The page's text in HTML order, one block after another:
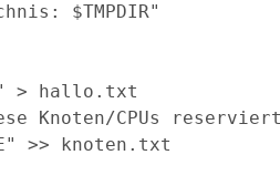
$TMPDIR"
> hallo.txt
Knoten/CPUs
>> knoten.txt